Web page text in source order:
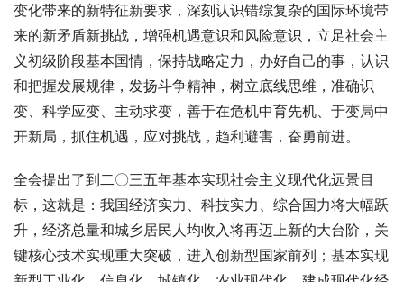
变化带来的新特征新要求，深刻认识错综复杂的国际环境带
来的新矛盾新挑战，增强机遇意识和风险意识，立足社会主
义初级阶段基本国情，保持战略定力，办好自己的事，认识
和把握发展规律，发扬斗争精神，树立底线思维，准确识
变、科学应变、主动求变，善于在危机中育先机、于变局中
开新局，抓住机遇，应对挑战，趋利避害，奋勇前进。
全会提出了到二〇三五年基本实现社会主义现代化远景目
标，这就是：我国经济实力、科技实力、综合国力将大幅跃
升，经济总量和城乡居民人均收入将再迈上新的大台阶，关
键核心技术实现重大突破，进入创新型国家前列；基本实现